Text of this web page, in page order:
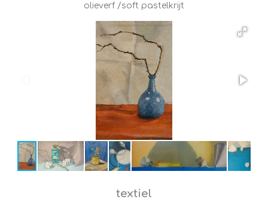
olieverf /soft pastelkrijt
textiel